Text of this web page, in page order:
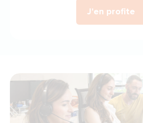
J'en profite